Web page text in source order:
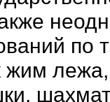
по
жим лежа,